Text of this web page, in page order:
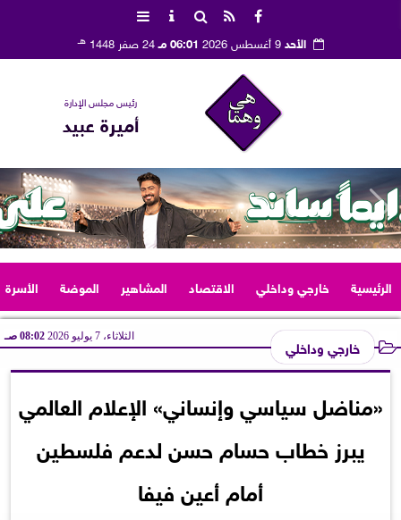
الأحد9 أغسطس 2026 06:01 مـ 24 صفر 1448 هـ
رئيس مجلس الإدارة
أميرة عبيد
الرئيسية خارجي وداخلي الاقتصاد المشاهير الموضة الأسرة
خارجي وداخلي الثلاثاء، 7 يوليو 2026 08:02 صـ
«مناضل سياسي وإنساني» الإعلام العالمي
يبرز خطاب حسام حسن لدعم فلسطين
أمام أعين فيفا